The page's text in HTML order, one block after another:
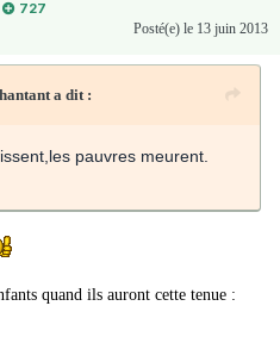
727
Posté(e) le 13 juin 2013
a dit :
pauvres meurent.
quand ils auront cette tenue :